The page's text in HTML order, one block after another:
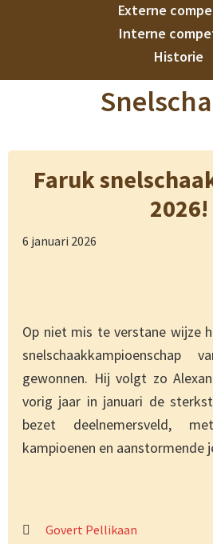
Externe
Interne
Historie
Faruk
2026!
6 januari 2026
Op niet mis te verstane wijze
snelschaakkampioenschap
gewonnen. Hij volgt zo
vorig jaar in januari de
bezet deelnemersveld,
kampioenen en aanstormende
Govert Pellikaan